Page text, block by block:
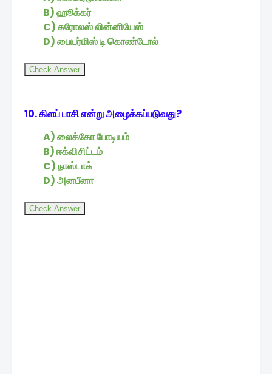
B) ஹூக்கர்
C) கரோலஸ் லின்னியேஸ்
D) பையர்மிஸ் டி கொண்டோல்
Check Answer
10. கிளப் பாசி என்று அழைக்கப்படுவது?
A) லைக்கோ போடியம்
B) ஈக்விசிட்டம்
C) நாஸ்டாக்
D) அனபீனா
Check Answer